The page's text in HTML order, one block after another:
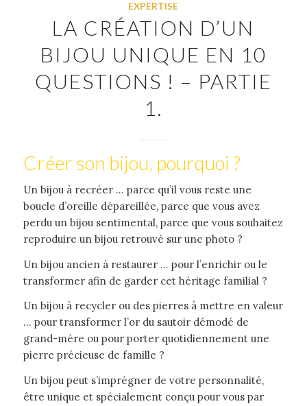
EXPERTISE
LA CRÉATION D’UN
BIJOU UNIQUE EN 10
QUESTIONS ! – PARTIE
1.
Créer son bijou, pourquoi ?
Un bijou à recréer … parce qu’il vous reste une
boucle d’oreille dépareillée, parce que vous avez
perdu un bijou sentimental, parce que vous souhaitez
reproduire un bijou retrouvé sur une photo ?
Un bijou ancien à restaurer … pour l’enrichir ou le
transformer afin de garder cet héritage familial ?
Un bijou à recycler ou des pierres à mettre en valeur
… pour transformer l’or du sautoir démodé de
grand-mère ou pour porter quotidiennement une
pierre précieuse de famille ?
Un bijou peut s’imprégner de votre personnalité,
être unique et spécialement conçu pour vous par